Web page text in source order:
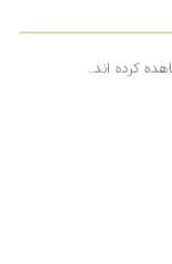
کرده اند.